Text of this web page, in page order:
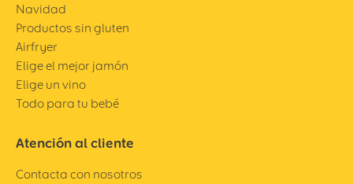
Navidad
Productos sin gluten
Airfryer
Elige el mejor jamón
Elige un vino
Todo para tu bebé
Atención al cliente
Contacta con nosotros